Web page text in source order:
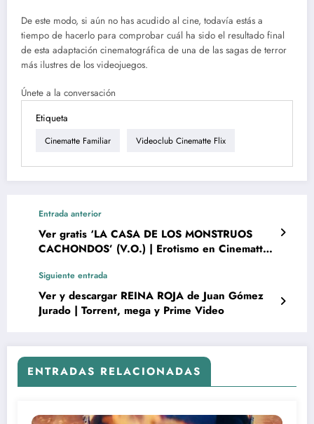
De este modo, si aún no has acudido al cine, todavía estás a
tiempo de hacerlo para comprobar cuál ha sido el resultado final
de esta adaptación cinematográfica de una de las sagas de terror
más ilustres de los videojuegos.
Únete a la conversación
Etiqueta
Cinematte Familiar Videoclub Cinematte Flix
Entrada anterior
Ver gratis ‘LA CASA DE LOS MONSTRUOS
CACHONDOS’ (V.O.) | Erotismo en Cinematte
Siguiente entrada
Ver y descargar REINA ROJA de Juan Gómez
Jurado | Torrent, mega y Prime Video
ENTRADAS RELACIONADAS